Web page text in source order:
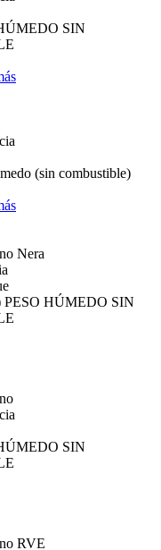
SIN
(sin combustible)
Nera
PESO HÚMEDO SIN
SIN
RVE